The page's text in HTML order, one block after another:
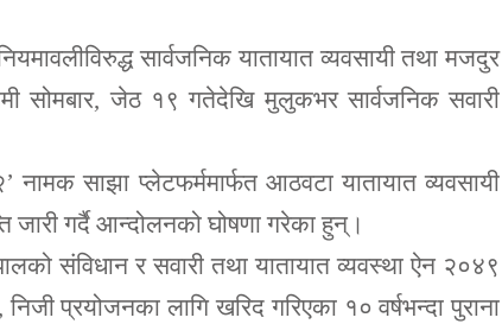
सार्वजनिक यातायात व्यवसायी तथा मजदुर
जेठ १९ गतेदेखि मुलुकभर सार्वजनिक सवारी
नामक साझा प्लेटफर्ममार्फत आठवटा यातायात व्यवसायी
गर्दै आन्दोलनको घोषणा गरेका हुन्।
संविधान र सवारी तथा यातायात व्यवस्था ऐन २०४९
प्रयोजनका लागि खरिद गरिएका १० वर्षभन्दा पुराना